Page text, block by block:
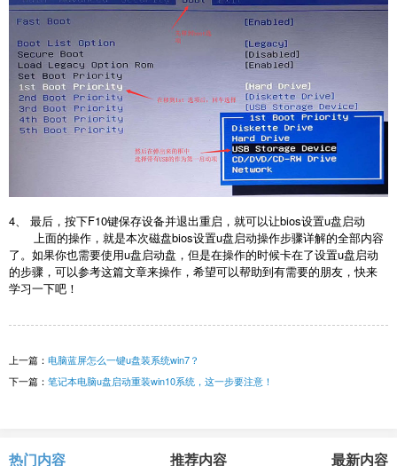
4、 最后，按下F10键保存设备并退出重启，就可以让bios设置u盘启动
上面的操作，就是本次磁盘bios设置u盘启动操作步骤详解的全部内容
了。如果你也需要使用u盘启动盘，但是在操作的时候卡在了设置u盘启动
的步骤，可以参考这篇文章来操作，希望可以帮助到有需要的朋友，快来
学习一下吧！
上一篇： 电脑蓝屏怎么一键u盘装系统win7？
下一篇： 笔记本电脑u盘启动重装win10系统，这一步要注意！
热门内容 推荐内容 最新内容